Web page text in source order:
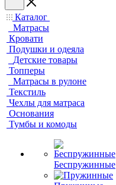
Каталог
Матрасы
Кровати
Подушки и одеяла
Детские товары
Топперы
Матрасы в рулоне
Текстиль
Чехлы для матраса
Основания
Тумбы и комоды
Беспружинные